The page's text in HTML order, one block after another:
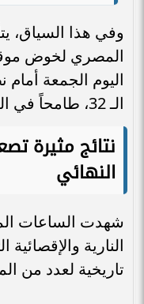
وفي هذا السياق،
المصري لخوض
اليوم الجمعة
الـ 32، طامحاً في اللحاق بركب المتأهلين الكبار.
نتائج مثيرة
النهائي
شهدت الساعات
النارية
تاريخية لعدد من